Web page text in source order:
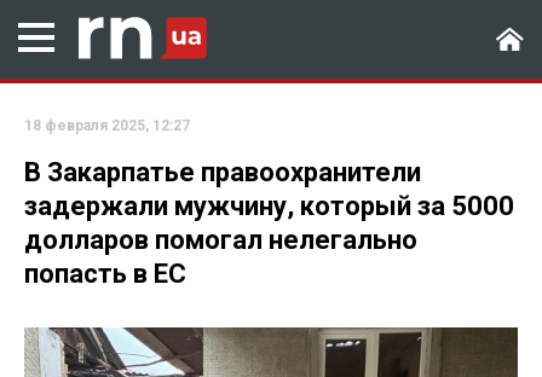
18 февраля 2025, 12:27
В Закарпатье правоохранители
задержали мужчину, который за 5000
долларов помогал нелегально
попасть в ЕС